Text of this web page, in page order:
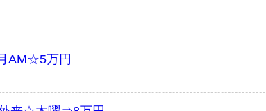
AM☆5万円